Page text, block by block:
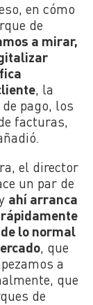
en cómo
de
a mirar,
, la
pago, los
facturas,
el director
un par de
ahí arranca
lo normal
, que
a
que
de